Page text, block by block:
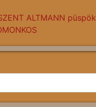
ALTMANN püspök